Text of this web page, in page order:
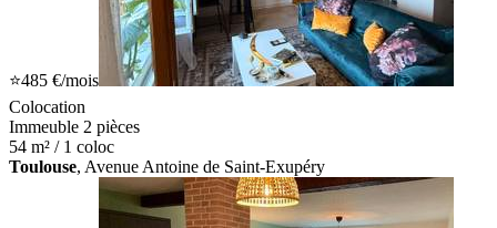
⭐485 €/mois
Colocation
Immeuble 2 pièces
54 m² / 1 coloc
Toulouse, Avenue Antoine de Saint-Exupéry